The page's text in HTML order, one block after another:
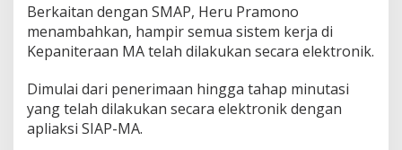
Berkaitan dengan SMAP, Heru Pramono
menambahkan, hampir semua sistem kerja di
Kepaniteraan MA telah dilakukan secara elektronik.
Dimulai dari penerimaan hingga tahap minutasi
yang telah dilakukan secara elektronik dengan
apliaksi SIAP-MA.